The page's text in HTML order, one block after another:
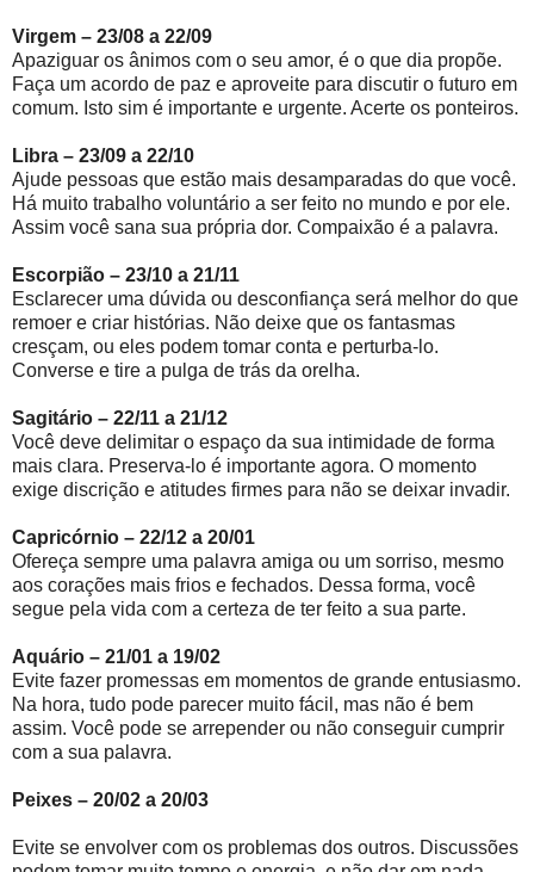
Virgem – 23/08 a 22/09
Apaziguar os ânimos com o seu amor, é o que dia propõe.
Faça um acordo de paz e aproveite para discutir o futuro em
comum. Isto sim é importante e urgente. Acerte os ponteiros.
Libra – 23/09 a 22/10
Ajude pessoas que estão mais desamparadas do que você.
Há muito trabalho voluntário a ser feito no mundo e por ele.
Assim você sana sua própria dor. Compaixão é a palavra.
Escorpião – 23/10 a 21/11
Esclarecer uma dúvida ou desconfiança será melhor do que
remoer e criar histórias. Não deixe que os fantasmas
cresçam, ou eles podem tomar conta e perturba-lo.
Converse e tire a pulga de trás da orelha.
Sagitário – 22/11 a 21/12
Você deve delimitar o espaço da sua intimidade de forma
mais clara. Preserva-lo é importante agora. O momento
exige discrição e atitudes firmes para não se deixar invadir.
Capricórnio – 22/12 a 20/01
Ofereça sempre uma palavra amiga ou um sorriso, mesmo
aos corações mais frios e fechados. Dessa forma, você
segue pela vida com a certeza de ter feito a sua parte.
Aquário – 21/01 a 19/02
Evite fazer promessas em momentos de grande entusiasmo.
Na hora, tudo pode parecer muito fácil, mas não é bem
assim. Você pode se arrepender ou não conseguir cumprir
com a sua palavra.
Peixes – 20/02 a 20/03
Evite se envolver com os problemas dos outros. Discussões